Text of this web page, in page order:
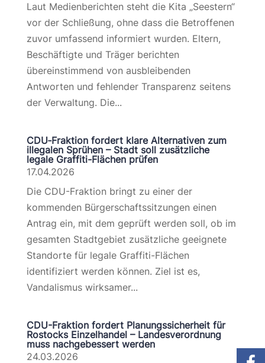
Laut Medienberichten steht die Kita „Seestern“
vor der Schließung, ohne dass die Betroffenen
zuvor umfassend informiert wurden. Eltern,
Beschäftigte und Träger berichten
übereinstimmend von ausbleibenden
Antworten und fehlender Transparenz seitens
der Verwaltung. Die...
CDU‑Fraktion fordert klare Alternativen zum
illegalen Sprühen – Stadt soll zusätzliche
legale Graffiti-Flächen prüfen
17.04.2026
Die CDU-Fraktion bringt zu einer der
kommenden Bürgerschaftssitzungen einen
Antrag ein, mit dem geprüft werden soll, ob im
gesamten Stadtgebiet zusätzliche geeignete
Standorte für legale Graffiti-Flächen
identifiziert werden können. Ziel ist es,
Vandalismus wirksamer...
CDU-Fraktion fordert Planungssicherheit für
Rostocks Einzelhandel – Landesverordnung
muss nachgebessert werden
24.03.2026